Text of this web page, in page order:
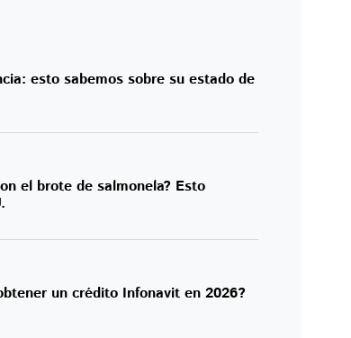
esto sabemos sobre su estado de
el brote de salmonela? Esto
un crédito Infonavit en 2026?